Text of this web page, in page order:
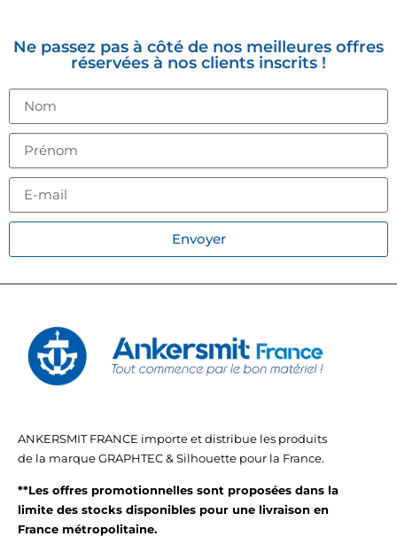
Ne passez pas à côté de nos meilleures offres
réservées à nos clients inscrits !
Envoyer
ANKERSMIT FRANCE importe et distribue les produits
de la marque GRAPHTEC & Silhouette pour la France.
**Les offres promotionnelles sont proposées dans la
limite des stocks disponibles pour une livraison en
France métropolitaine.